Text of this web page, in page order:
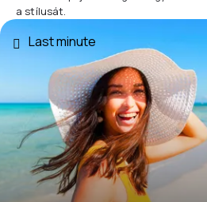
a stílusát.
Last minute